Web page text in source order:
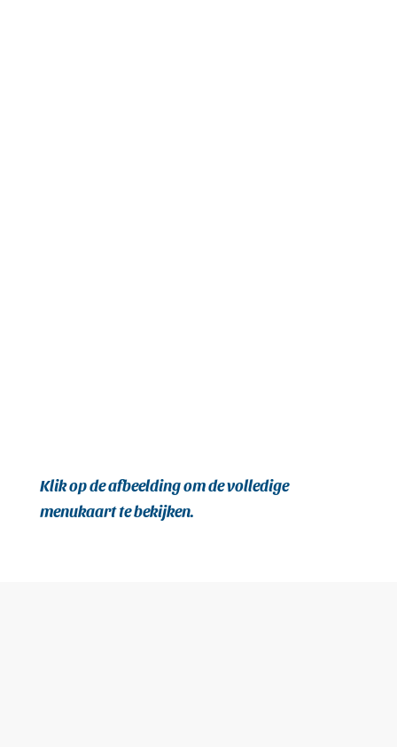
Klik op de afbeelding om de volledige
menukaart te bekijken.